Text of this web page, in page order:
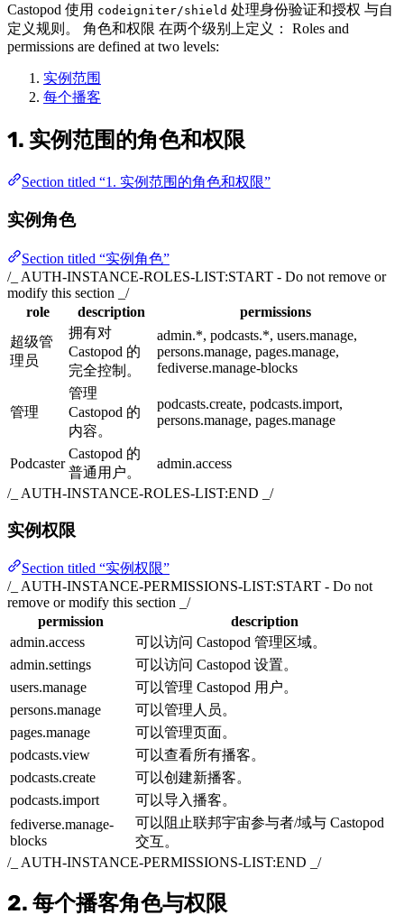
Castopod 使用 codeigniter/shield 处理身份验证和授权 与自
定义规则。 角色和权限 在两个级别上定义： Roles and
permissions are defined at two levels:
实例范围
每个播客
1. 实例范围的角色和权限
Section titled “1. 实例范围的角色和权限”
实例角色
Section titled “实例角色”
/_ AUTH-INSTANCE-ROLES-LIST:START - Do not remove or
modify this section _/
role
description
permissions
超级管
理员
拥有对
Castopod 的
完全控制。
admin.*, podcasts.*, users.manage,
persons.manage, pages.manage,
fediverse.manage-blocks
管理
管理
Castopod 的
内容。
podcasts.create, podcasts.import,
persons.manage, pages.manage
Podcaster
Castopod 的
普通用户。
admin.access
/_ AUTH-INSTANCE-ROLES-LIST:END _/
实例权限
Section titled “实例权限”
/_ AUTH-INSTANCE-PERMISSIONS-LIST:START - Do not
remove or modify this section _/
permission
description
admin.access
可以访问 Castopod 管理区域。
admin.settings
可以访问 Castopod 设置。
users.manage
可以管理 Castopod 用户。
persons.manage
可以管理人员。
pages.manage
可以管理页面。
podcasts.view
可以查看所有播客。
podcasts.create
可以创建新播客。
podcasts.import
可以导入播客。
fediverse.manage-
blocks
可以阻止联邦宇宙参与者/域与 Castopod
交互。
/_ AUTH-INSTANCE-PERMISSIONS-LIST:END _/
2. 每个播客角色与权限